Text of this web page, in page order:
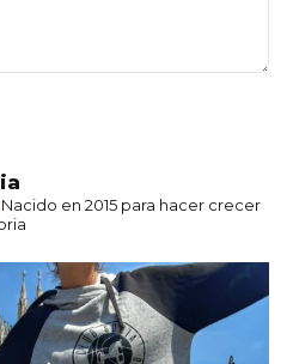
Nacido en 2015 para hacer crecer